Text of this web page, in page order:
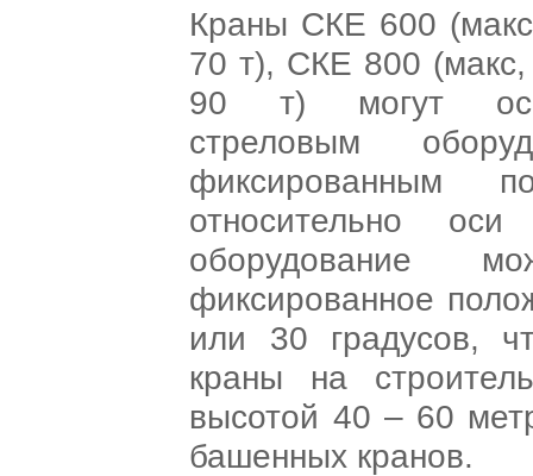
Краны СКЕ 600
70 т), СКЕ 800
90 т) могут
стреловым
фиксированным
относительно
оборудование
фиксированное
или 30 градусов,
краны на
высотой 40 – 60
башенных кранов.